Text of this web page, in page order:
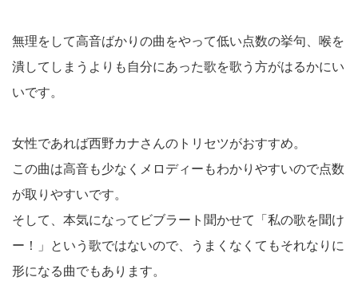
無理をして高音ばかりの曲をやって低い点数の挙句、喉を
潰してしまうよりも自分にあった歌を歌う方がはるかにい
いです。
女性であれば西野カナさんのトリセツがおすすめ。
この曲は高音も少なくメロディーもわかりやすいので点数
が取りやすいです。
そして、本気になってビブラート聞かせて「私の歌を聞け
ー！」という歌ではないので、うまくなくてもそれなりに
形になる曲でもあります。